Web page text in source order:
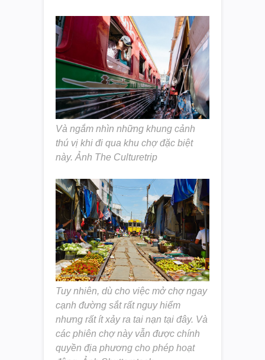
Và ngắm nhìn những khung cảnh
thú vị khi đi qua khu chợ đặc biệt
này. Ảnh The Culturetrip
Tuy nhiên, dù cho việc mở chợ ngay
cạnh đường sắt rất nguy hiểm
nhưng rất ít xảy ra tai nạn tại đây. Và
các phiên chợ này vẫn được chính
quyền địa phương cho phép hoạt